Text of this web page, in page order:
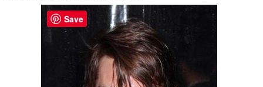
Save